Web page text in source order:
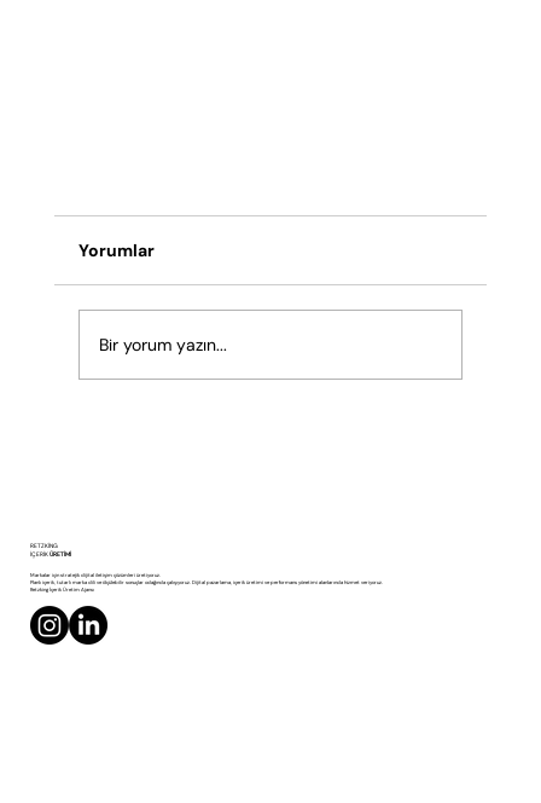
Yorumlar
Bir yorum yazın...
RETZKING
İÇERİKÜRETİMİ
Markalar için stratejik dijital iletişim çözümleri üretiyoruz.
Planlı içerik, tutarlı marka dili ve ölçülebilir sonuçlar odağında çalışıyoruz. Dijital pazarlama, içerik üretimi ve performans yönetimi alanlarında hizmet veriyoruz.
Retzking İçerik Üretim Ajansı